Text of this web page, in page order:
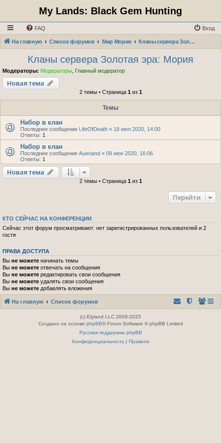
My Lands: Black Gem Hunting
FAQ Вход
На главную Список форумов Мир Мория Кланы сервера Золотая эра: Мория
Кланы сервера Золотая эра: Мория
Модераторы: Модераторы Главный модератор
Новая тема
2 темы • Страница 1из 1
Темы
Набор в клан
Последнее сообщение LifeOfDeath « 18 июл 2020, 14:00
Ответы: 1
Набор в клан
Последнее сообщение Aueriand « 09 июн 2020, 16:06
Ответы: 1
Новая тема
2 темы • Страница 1из 1
Перейти
КТО СЕЙЧАС НА КОНФЕРЕНЦИИ
Сейчас этот форум просматривают: нет зарегистрированных пользователей и 2
гостя
ПРАВА ДОСТУПА
Вы не можете начинать темы
Вы не можете отвечать на сообщения
Вы не можете редактировать свои сообщения
Вы не можете удалять свои сообщения
Вы не можете добавлять вложения
На главную Список форумов
(c) Elyland LLC 2009-2025
Создано на основе phpBB® Forum Software © phpBB Limited
Русская поддержка phpBB
Конфиденциальность| Правила